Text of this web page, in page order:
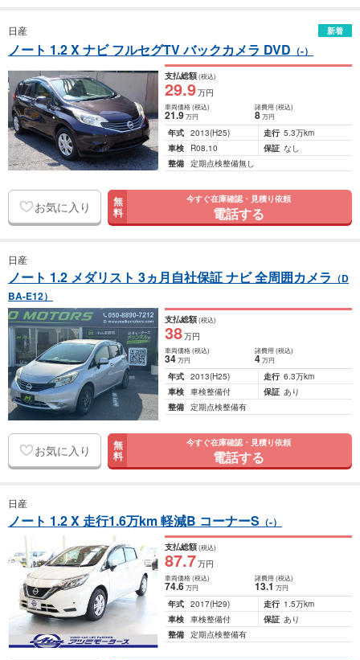
日産 新着
ノート 1.2 X ナビ フルセグTV バックカメラ DVD （-）
支払総額(税込)
29.9万円
車両価格(税込)
21.9万円
諸費用 (税込)
8 万円
年式 2013(H25) 走行 5.3万km
車検
R08.10 保証 なし
整備 定期点検整備無し
お気に入り 無
料
今すぐ在庫確認・見積り依頼
電話する
日産
ノート 1.2 メダリスト 3ヵ月自社保証 ナビ 全周囲カメラ （D
BA-E12）
支払総額(税込)
38万円
車両価格(税込)
34万円
諸費用 (税込)
4 万円
年式 2013(H25) 走行 6.3万km
車検 車検整備付 保証 あり
整備 定期点検整備有
お気に入り 無
料
今すぐ在庫確認・見積り依頼
電話する
日産
ノート 1.2 X 走行1.6万km 軽減B コーナーS （-）
支払総額(税込)
87.7万円
車両価格(税込)
74.6万円
諸費用 (税込)
13.1 万円
年式 2017(H29) 走行 1.5万km
車検 車検整備付 保証 あり
整備 定期点検整備有